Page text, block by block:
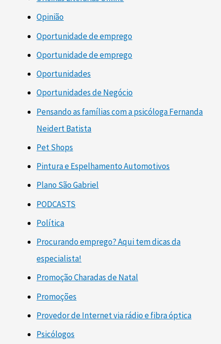
Opinião
Oportunidade de emprego
Oportunidade de emprego
Oportunidades
Oportunidades de Negócio
Pensando as famílias com a psicóloga Fernanda
Neidert Batista
Pet Shops
Pintura e Espelhamento Automotivos
Plano São Gabriel
PODCASTS
Política
Procurando emprego? Aqui tem dicas da
especialista!
Promoção Charadas de Natal
Promoções
Provedor de Internet via rádio e fibra óptica
Psicólogos